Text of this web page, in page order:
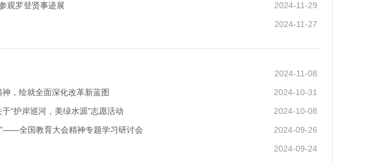
2024-11-29
观罗登贤事迹展
2024-11-27
2024-11-08
2024-10-31
，绘就全面深化改革新蓝图
2024-10-08
“护岸巡河，美绿水源”志愿活动
2024-09-26
全国教育大会精神专题学习研讨会
2024-09-24